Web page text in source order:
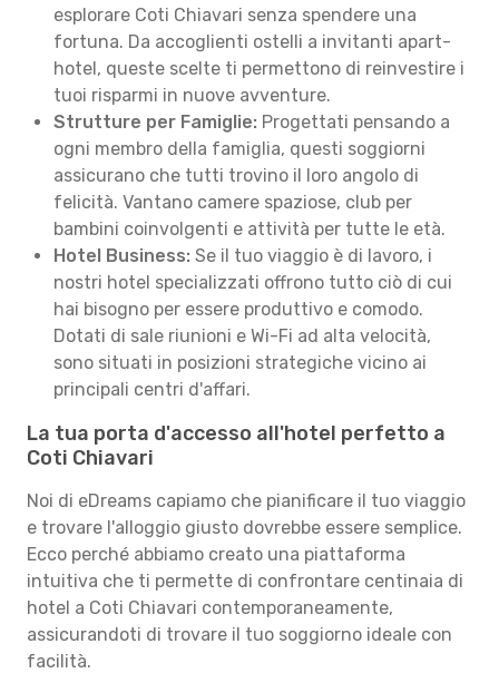
esplorare Coti Chiavari senza spendere una
fortuna. Da accoglienti ostelli a invitanti apart-
hotel, queste scelte ti permettono di reinvestire i
tuoi risparmi in nuove avventure.
Strutture per Famiglie: Progettati pensando a
ogni membro della famiglia, questi soggiorni
assicurano che tutti trovino il loro angolo di
felicità. Vantano camere spaziose, club per
bambini coinvolgenti e attività per tutte le età.
Hotel Business: Se il tuo viaggio è di lavoro, i
nostri hotel specializzati offrono tutto ciò di cui
hai bisogno per essere produttivo e comodo.
Dotati di sale riunioni e Wi-Fi ad alta velocità,
sono situati in posizioni strategiche vicino ai
principali centri d'affari.
La tua porta d'accesso all'hotel perfetto a
Coti Chiavari
Noi di eDreams capiamo che pianificare il tuo viaggio
e trovare l'alloggio giusto dovrebbe essere semplice.
Ecco perché abbiamo creato una piattaforma
intuitiva che ti permette di confrontare centinaia di
hotel a Coti Chiavari contemporaneamente,
assicurandoti di trovare il tuo soggiorno ideale con
facilità.